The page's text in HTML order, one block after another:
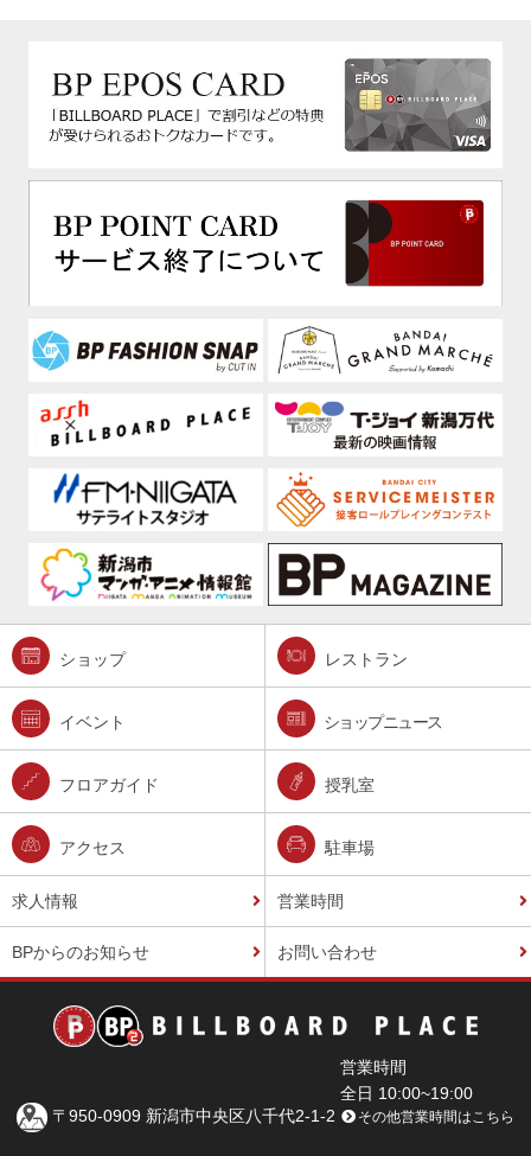
ショップ レストラン
イベント ショップニュース
フロアガイド 授乳室
アクセス 駐車場
求人情報 営業時間
BPからのお知らせ お問い合わせ
〒950-0909 新潟市中央区八千代2-1-2
営業時間
全日 10:00~19:00
その他営業時間はこちら